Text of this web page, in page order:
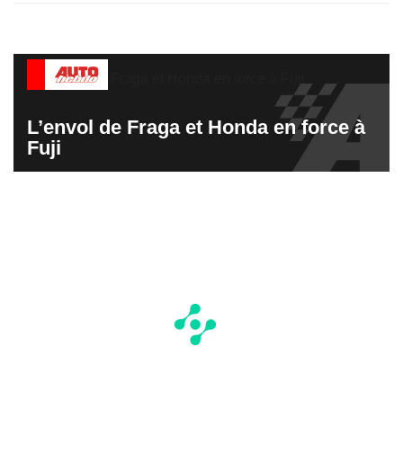
L’envol de Fraga et Honda en force à
Fuji